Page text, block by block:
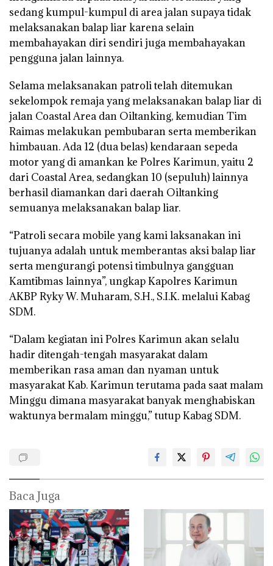
sedang kumpul-kumpul di area jalan supaya tidak
melaksanakan balap liar karena selain
membahayakan diri sendiri juga membahayakan
pengguna jalan lainnya.
Selama melaksanakan patroli telah ditemukan
sekelompok remaja yang melaksanakan balap liar di
jalan Coastal Area dan Oiltanking, kemudian Tim
Raimas melakukan pembubaran serta memberikan
himbauan. Ada 12 (dua belas) kendaraan sepeda
motor yang di amankan ke Polres Karimun, yaitu 2
dari Coastal Area, sedangkan 10 (sepuluh) lainnya
berhasil diamankan dari daerah Oiltanking
semuanya melaksanakan balap liar.
“Patroli secara mobile yang kami laksanakan ini
tujuanya adalah untuk memberantas aksi balap liar
serta mengurangi potensi timbulnya gangguan
Kamtibmas lainnya”, ungkap Kapolres Karimun
AKBP Ryky W. Muharam, S.H., S.I.K. melalui Kabag
SDM.
“Dalam kegiatan ini Polres Karimun akan selalu
hadir ditengah-tengah masyarakat dalam
memberikan rasa aman dan nyaman untuk
masyarakat Kab. Karimun terutama pada saat malam
Minggu dimana masyarakat banyak menghabiskan
waktunya bermalam minggu,” tutup Kabag SDM.
Baca Juga